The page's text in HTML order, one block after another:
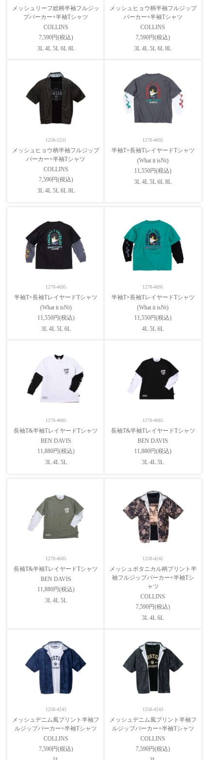
メッシュリーフ総柄半袖フルジッ
プパーカー+半袖Tシャツ
COLLINS
7,590円(税込)
3L 4L 5L 6L 8L
メッシュヒョウ柄半袖フルジップ
パーカー+半袖Tシャツ
COLLINS
7,590円(税込)
3L 4L 5L 6L 8L
1258-5231
メッシュヒョウ柄半袖フルジップ
パーカー+半袖Tシャツ
COLLINS
7,590円(税込)
3L 4L 5L 6L 8L
1278-4695
半袖T×長袖TレイヤードTシャツ
(What it isNt)
11,550円(税込)
3L 4L 5L 6L 8L
1278-4695
半袖T×長袖TレイヤードTシャツ
(What it isNt)
11,550円(税込)
3L 4L 5L 6L
1278-4695
半袖T×長袖TレイヤードTシャツ
(What it isNt)
11,550円(税込)
4L 5L 6L
1278-4685
長袖T&半袖TレイヤードTシャツ
BEN DAVIS
11,880円(税込)
3L 4L 5L
1278-4685
長袖T&半袖TレイヤードTシャツ
BEN DAVIS
11,880円(税込)
3L 4L 5L
1278-4685
長袖T&半袖TレイヤードTシャツ
BEN DAVIS
11,880円(税込)
3L 4L 5L
1258-4242
メッシュボタニカル柄プリント半
袖フルジップパーカー+半袖Tシ
ャツ
COLLINS
7,590円(税込)
3L 4L 6L
1258-4243
メッシュデニム風プリント半袖フ
ルジップパーカー+半袖Tシャツ
COLLINS
7,590円(税込)
1258-4243
メッシュデニム風プリント半袖フ
ルジップパーカー+半袖Tシャツ
COLLINS
7,590円(税込)